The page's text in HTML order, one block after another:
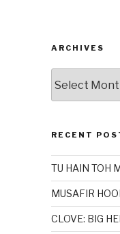
ARCHIVES
RECENT
TU HAIN TOH
MUSAFIR
CLOVE: BIG